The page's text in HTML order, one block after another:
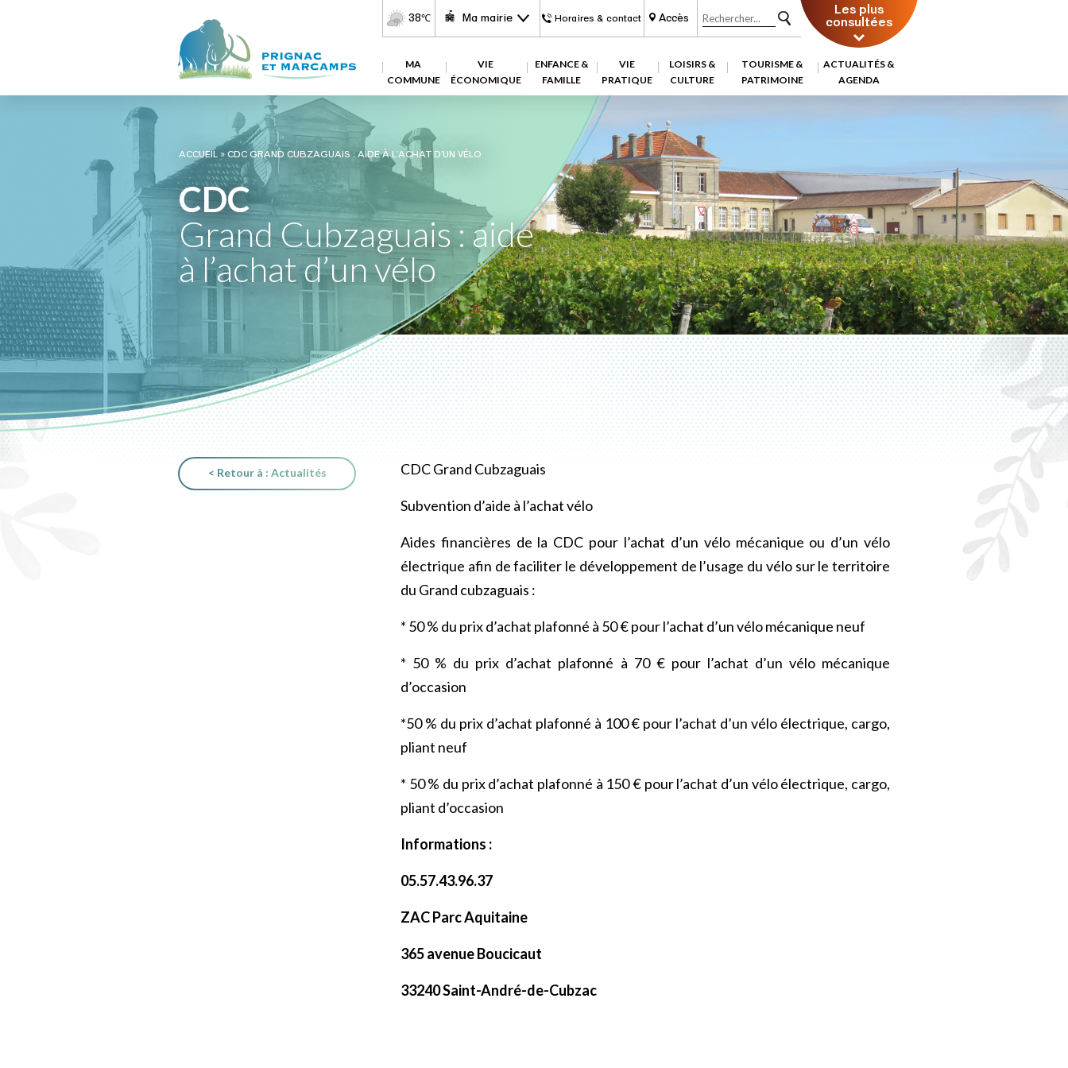
38℃ Ma mairie Horaires & contact Accès Les plus
consultées
MA
COMMUNE
VIE
ÉCONOMIQUE
ENFANCE &
FAMILLE
VIE
PRATIQUE
LOISIRS &
CULTURE
TOURISME &
PATRIMOINE
ACTUALITÉS &
AGENDA
ACCUEIL»CDC GRAND CUBZAGUAIS : AIDE À L’ACHAT D’UN VÉLO
CDC
Grand Cubzaguais : aide
à l’achat d’un vélo
< Retour à : Actualités CDC Grand Cubzaguais
Subvention d’aide à l’achat vélo
Aides financières de la CDC pour l’achat d’un vélo mécanique ou d’un vélo
électrique afin de faciliter le développement de l’usage du vélo sur le territoire
du Grand cubzaguais :
* 50 % du prix d’achat plafonné à 50 € pour l’achat d’un vélo mécanique neuf
* 50 % du prix d’achat plafonné à 70 € pour l’achat d’un vélo mécanique
d’occasion
*50 % du prix d’achat plafonné à 100 € pour l’achat d’un vélo électrique, cargo,
pliant neuf
* 50 % du prix d’achat plafonné à 150 € pour l’achat d’un vélo électrique, cargo,
pliant d’occasion
Informations :
05.57.43.96.37
ZAC Parc Aquitaine
365 avenue Boucicaut
33240 Saint-André-de-Cubzac